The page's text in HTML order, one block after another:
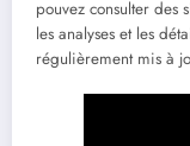
pouvez consulter des
les analyses et les
régulièrement mis à